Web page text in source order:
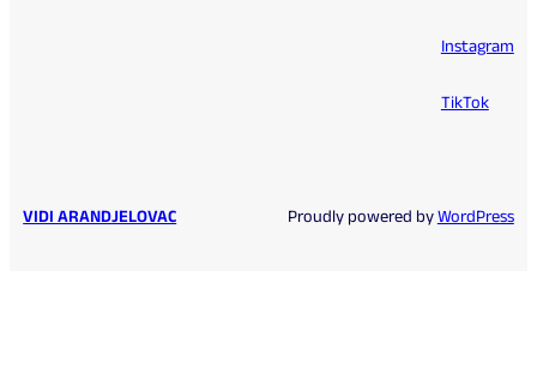
Instagram
TikTok
VIDI ARANDJELOVAC Proudly powered byWordPress